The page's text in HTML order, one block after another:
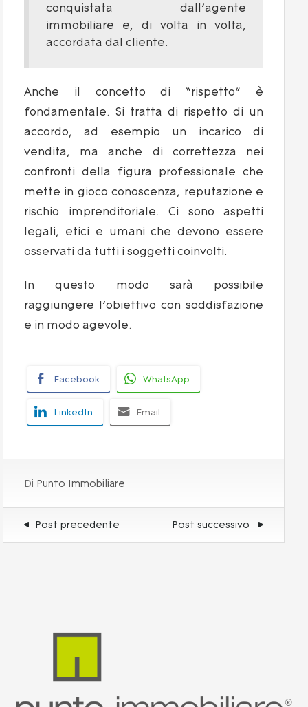
conquistata dall’agente
immobiliare e, di volta in volta,
accordata dal cliente.
Anche il concetto di “rispetto” è
fondamentale. Si tratta di rispetto di un
accordo, ad esempio un incarico di
vendita, ma anche di correttezza nei
confronti della figura professionale che
mette in gioco conoscenza, reputazione e
rischio imprenditoriale. Ci sono aspetti
legali, etici e umani che devono essere
osservati da tutti i soggetti coinvolti.
In questo modo sarà possibile
raggiungere l’obiettivo con soddisfazione
e in modo agevole.
Facebook WhatsApp
LinkedIn Email
Di Punto Immobiliare
Post precedente Post successivo